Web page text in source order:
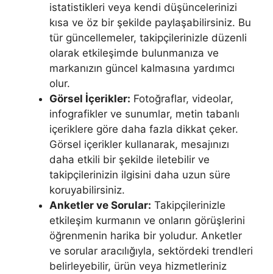
istatistikleri veya kendi düşüncelerinizi
kısa ve öz bir şekilde paylaşabilirsiniz. Bu
tür güncellemeler, takipçilerinizle düzenli
olarak etkileşimde bulunmanıza ve
markanızın güncel kalmasına yardımcı
olur.
Görsel İçerikler: Fotoğraflar, videolar,
infografikler ve sunumlar, metin tabanlı
içeriklere göre daha fazla dikkat çeker.
Görsel içerikler kullanarak, mesajınızı
daha etkili bir şekilde iletebilir ve
takipçilerinizin ilgisini daha uzun süre
koruyabilirsiniz.
Anketler ve Sorular: Takipçilerinizle
etkileşim kurmanın ve onların görüşlerini
öğrenmenin harika bir yoludur. Anketler
ve sorular aracılığıyla, sektördeki trendleri
belirleyebilir, ürün veya hizmetleriniz